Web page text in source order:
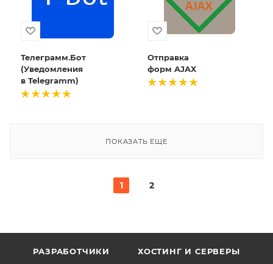
Телеграмм.Бот
(Уведомления
в Telegramm)
Отправка
форм AJAX
ПОКАЗАТЬ ЕЩЕ
1 2
РАЗРАБОТЧИКИ ХОСТИНГ И СЕРВЕРЫ